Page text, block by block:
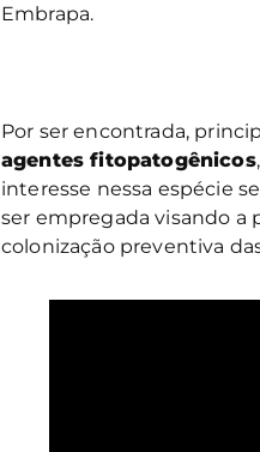
Embrapa.
Por ser encontrada,
agentes fitopatogênicos
interesse nessa espécie
ser empregada visando a
colonização preventiva